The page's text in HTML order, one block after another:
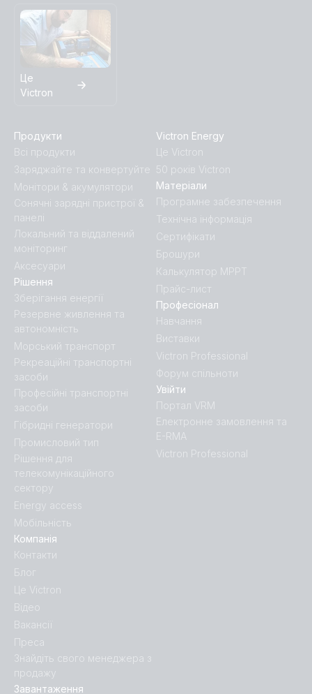
Це
Victron
Продукти
Всі продукти
Заряджайте та конвертуйте
Монітори & акумулятори
Сонячні зарядні пристрої &
панелі
Локальний та віддалений
моніторинг
Аксесуари
Victron Energy
Це Victron
50 років Victron
Завантаження
Рішення
Зберігання енергії
Резервне живлення та
автономність
Морський транспорт
Рекреаційні транспортні
засоби
Професійні транспортні
засоби
Гібридні генератори
Промисловий тип
Рішення для
телекомунікаційного
сектору
Energy access
Мобільність
Компанія
Контакти
Блог
Це Victron
Відео
Вакансії
Преса
Знайдіть свого менеджера з
продажу
Матеріали
Програмне забезпечення
Технічна інформація
Сертифікати
Брошури
Калькулятор MPPT
Прайс-лист
Професіонал
Навчання
Виставки
Victron Professional
Форум спільноти
Увійти
Портал VRM
Електронне замовлення та
E-RMA
Victron Professional